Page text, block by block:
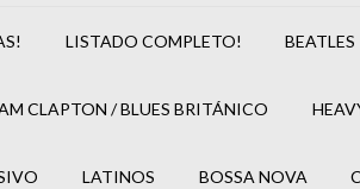
LISTADO COMPLETO! BEATLES
CLAPTON / BLUES BRITÁNICO
LATINOS BOSSA NOVA